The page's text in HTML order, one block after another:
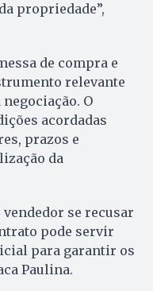
propriedade”,
de compra e
relevante
O
acordadas
prazos e
da
vendedor se recusar
pode servir
para garantir os
Paulina.